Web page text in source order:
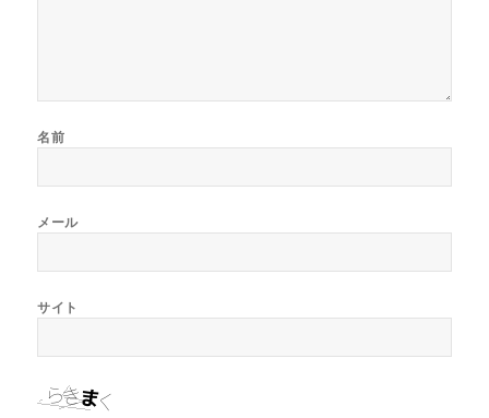
名前
メール
サイト